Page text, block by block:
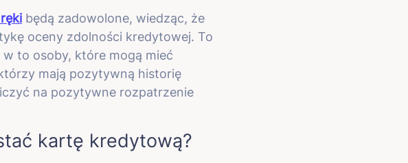
będą zadowolone, wiedząc, że
oceny zdolności kredytowej. To
to osoby, które mogą mieć
mają pozytywną historię
na pozytywne rozpatrzenie
kartę kredytową?